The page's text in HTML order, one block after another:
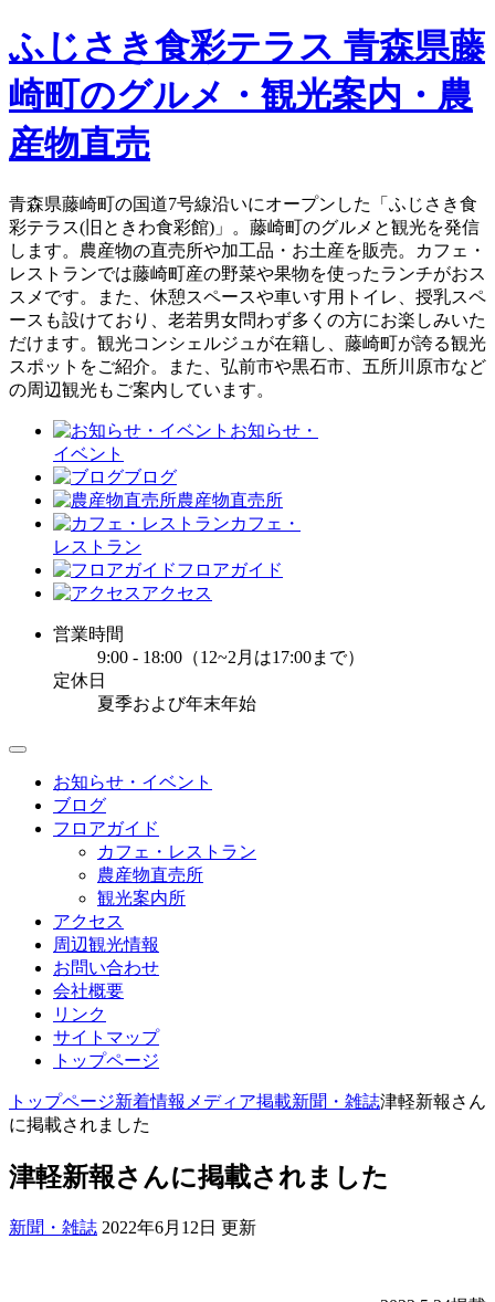
ふじさき食彩テラス 青森県藤
崎町のグルメ・観光案内・農
産物直売
青森県藤崎町の国道7号線沿いにオープンした「ふじさき食
彩テラス(旧ときわ食彩館)」。藤崎町のグルメと観光を発信
します。農産物の直売所や加工品・お土産を販売。カフェ・
レストランでは藤崎町産の野菜や果物を使ったランチがおス
スメです。また、休憩スペースや車いす用トイレ、授乳スペ
ースも設けており、老若男女問わず多くの方にお楽しみいた
だけます。観光コンシェルジュが在籍し、藤崎町が誇る観光
スポットをご紹介。また、弘前市や黒石市、五所川原市など
の周辺観光もご案内しています。
お知らせ・
イベント
ブログ
農産物直売所
カフェ・
レストラン
フロアガイド
アクセス
営業時間
9:00 - 18:00（12~2月は17:00まで）
定休日
夏季および年末年始
お知らせ・イベント
ブログ
フロアガイド
カフェ・レストラン
農産物直売所
観光案内所
アクセス
周辺観光情報
お問い合わせ
会社概要
リンク
サイトマップ
トップページ
トップページ新着情報 メディア掲載新聞・雑誌津軽新報さん
に掲載されました
津軽新報さんに掲載されました
新聞・雑誌 2022年6月12日 更新